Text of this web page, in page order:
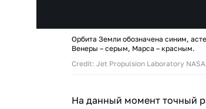
Орбита Земли обозначена синим,
Венеры – серым, Марса – красным.
Credit: Jet Propulsion Laboratory
На данный момент точный